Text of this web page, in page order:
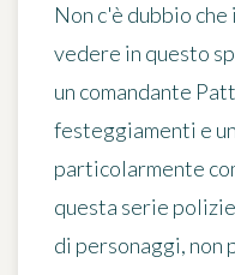
Non c'è dubbio
vedere in questo
un comandante
festeggiamenti e
particolarmente
questa serie
di personaggi,